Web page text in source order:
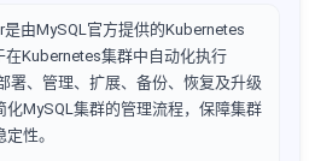
由MySQL官方提供的Kubernetes
在Kubernetes集群中自动化执行
署、管理、扩展、备份、恢复及升级
化MySQL集群的管理流程，保障集群
性。